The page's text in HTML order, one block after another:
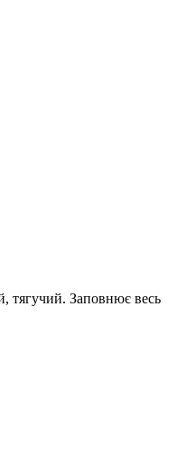
тягучий. Заповнює весь